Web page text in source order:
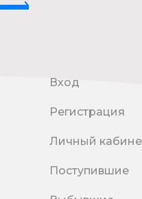
Вход
Регистрация
Личный
Поступившие